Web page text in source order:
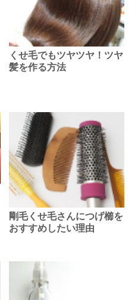
くせ毛でもツヤツヤ！ツヤ
髪を作る方法
剛毛くせ毛さんにつげ櫛を
おすすめしたい理由